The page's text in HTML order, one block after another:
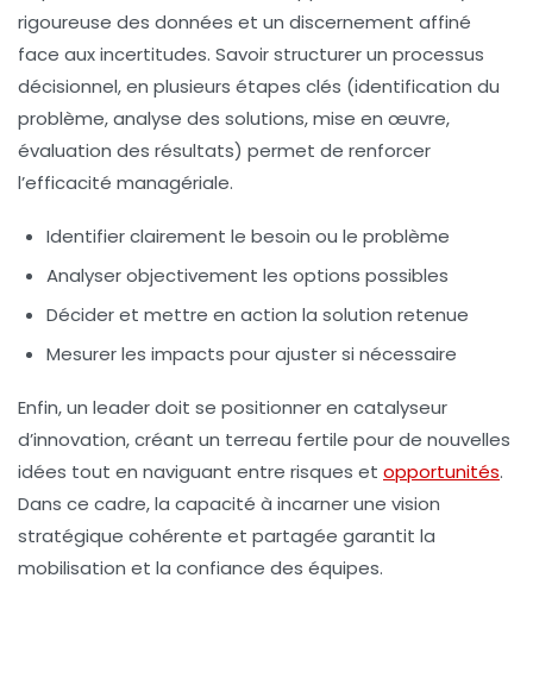
rigoureuse des données et un discernement affiné
face aux incertitudes. Savoir structurer un processus
décisionnel, en plusieurs étapes clés (identification du
problème, analyse des solutions, mise en œuvre,
évaluation des résultats) permet de renforcer
l’efficacité managériale.
Identifier clairement le besoin ou le problème
Analyser objectivement les options possibles
Décider et mettre en action la solution retenue
Mesurer les impacts pour ajuster si nécessaire
Enfin, un leader doit se positionner en catalyseur
d’innovation, créant un terreau fertile pour de nouvelles
idées tout en naviguant entre risques et opportunités.
Dans ce cadre, la capacité à incarner une vision
stratégique cohérente et partagée garantit la
mobilisation et la confiance des équipes.